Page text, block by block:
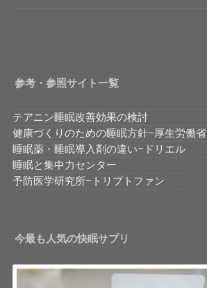
参考・参照サイト一覧
テアニン睡眠改善効果の検討
健康づくりのための睡眠方針−厚生労働省
睡眠薬・睡眠導入剤の違い−ドリエル
睡眠と集中力センター
予防医学研究所−トリプトファン
今最も人気の快眠サプリ